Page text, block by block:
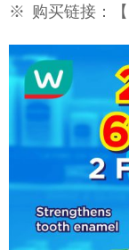
※ 购买链接：【